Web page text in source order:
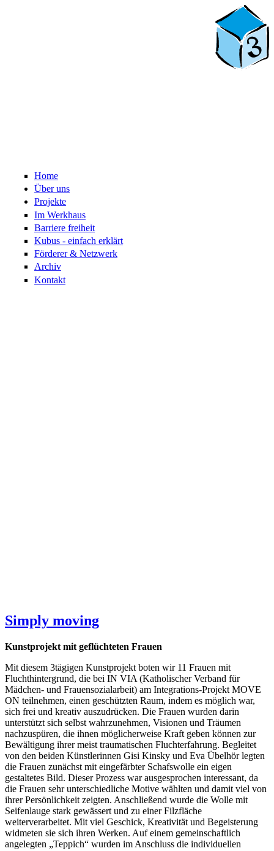
Home
Über uns
Projekte
Im Werkhaus
Barriere freiheit
Kubus - einfach erklärt
Förderer & Netzwerk
Archiv
Kontakt
Simply moving
Kunstprojekt mit geflüchteten Frauen
Mit diesem 3tägigen Kunstprojekt boten wir 11 Frauen mit
Fluchthintergrund, die bei IN VIA (Katholischer Verband für
Mädchen- und Frauensozialarbeit) am Integrations-Projekt MOVE
ON teilnehmen, einen geschützten Raum, indem es möglich war,
sich frei und kreativ auszudrücken. Die Frauen wurden darin
unterstützt sich selbst wahrzunehmen, Visionen und Träumen
nachzuspüren, die ihnen möglicherweise Kraft geben können zur
Bewältigung ihrer meist traumatischen Fluchterfahrung. Begleitet
von den beiden Künstlerinnen Gisi Kinsky und Eva Übelhör legten
die Frauen zunächst mit eingefärbter Schafswolle ein eigen
gestaltetes Bild. Dieser Prozess war ausgesprochen interessant, da
die Frauen sehr unterschiedliche Motive wählten und damit viel von
ihrer Persönlichkeit zeigten. Anschließend wurde die Wolle mit
Seifenlauge stark gewässert und zu einer Filzfläche
weiterverarbeitet. Mit viel Geschick, Kreativität und Begeisterung
widmeten sie sich ihren Werken. Auf einem gemeinschaftlich
angelegten „Teppich“ wurden im Anschluss die individuellen